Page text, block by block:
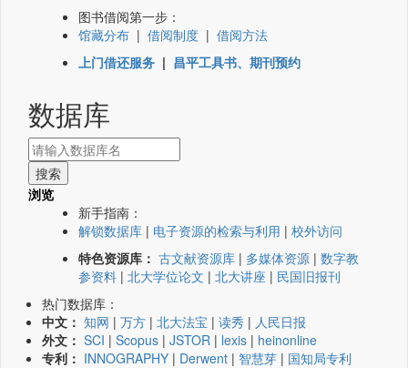
图书借阅第一步：
馆藏分布 | 借阅制度 | 借阅方法
上门借还服务 | 昌平工具书、期刊预约
数据库
浏览
新手指南：
解锁数据库 | 电子资源的检索与利用 | 校外访问
特色资源库： 古文献资源库 | 多媒体资源 | 数字教
参资料 | 北大学位论文 | 北大讲座 | 民国旧报刊
热门数据库：
中文： 知网 | 万方 | 北大法宝 | 读秀 | 人民日报
外文： SCI | Scopus | JSTOR | lexis | heinonline
专利： INNOGRAPHY | Derwent | 智慧芽 | 国知局专利